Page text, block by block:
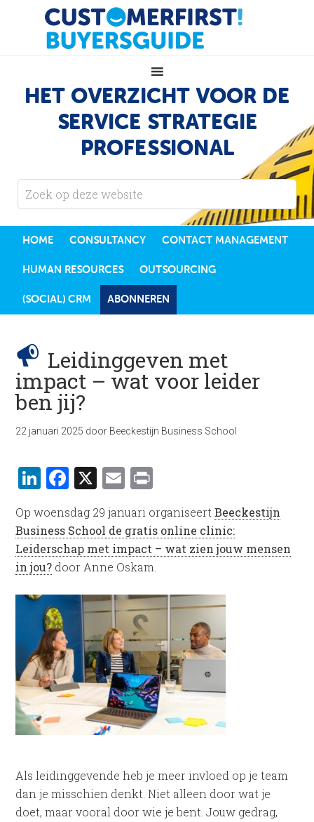
HET OVERZICHT VOOR DE
SERVICE STRATEGIE
PROFESSIONAL
HOME CONSULTANCY CONTACT MANAGEMENT
HUMAN RESOURCES OUTSOURCING
(SOCIAL) CRM ABONNEREN
Leidinggeven met
impact – wat voor leider
ben jij?
22 januari 2025 door Beeckestijn Business School
LinkedIn
Facebook
X Email
Op woensdag 29 januari organiseertBeeckestijn
Business School de gratis online clinic:
Leiderschap met impact – wat zien jouw mensen
in jou? door Anne Oskam.
Als leidinggevende heb je meer invloed op je team
dan je misschien denkt. Niet alleen door wat je
doet, maar vooral door wie je bent. Jouw gedrag,